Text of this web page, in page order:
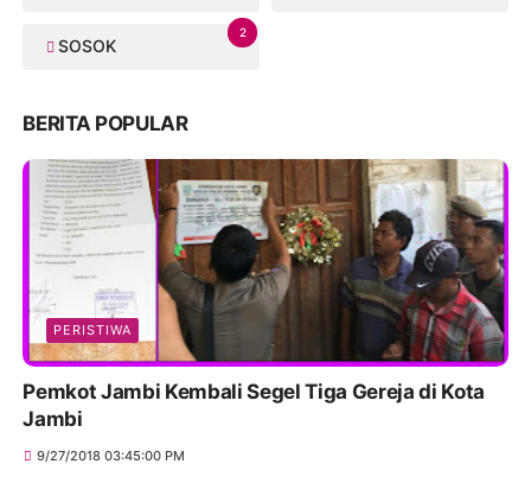
SOSOK
2
BERITA POPULAR
PERISTIWA
Pemkot Jambi Kembali Segel Tiga Gereja di Kota
Jambi
9/27/2018 03:45:00 PM